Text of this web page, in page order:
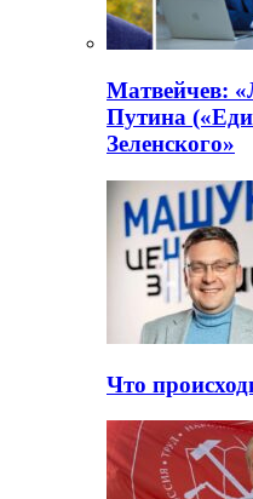
Матвейчев:
Путина
Зеленского»
Что